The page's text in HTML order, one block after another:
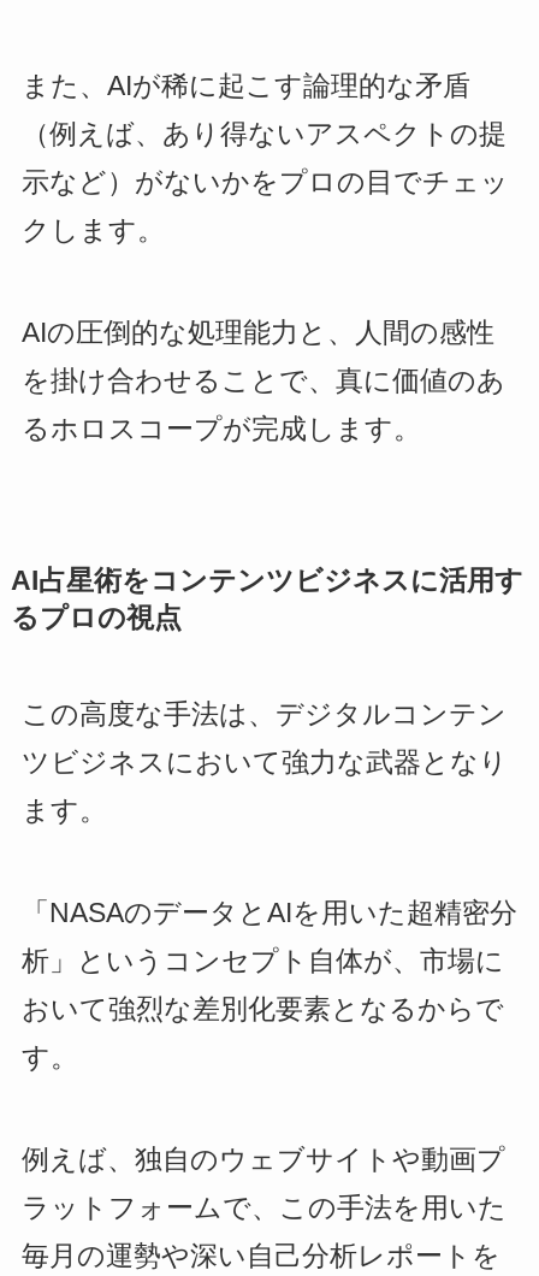
また、AIが稀に起こす論理的な矛盾
（例えば、あり得ないアスペクトの提
示など）がないかをプロの目でチェッ
クします。
AIの圧倒的な処理能力と、人間の感性
を掛け合わせることで、真に価値のあ
るホロスコープが完成します。
AI占星術をコンテンツビジネスに活用す
るプロの視点
この高度な手法は、デジタルコンテン
ツビジネスにおいて強力な武器となり
ます。
「NASAのデータとAIを用いた超精密分
析」というコンセプト自体が、市場に
おいて強烈な差別化要素となるからで
す。
例えば、独自のウェブサイトや動画プ
ラットフォームで、この手法を用いた
毎月の運勢や深い自己分析レポートを